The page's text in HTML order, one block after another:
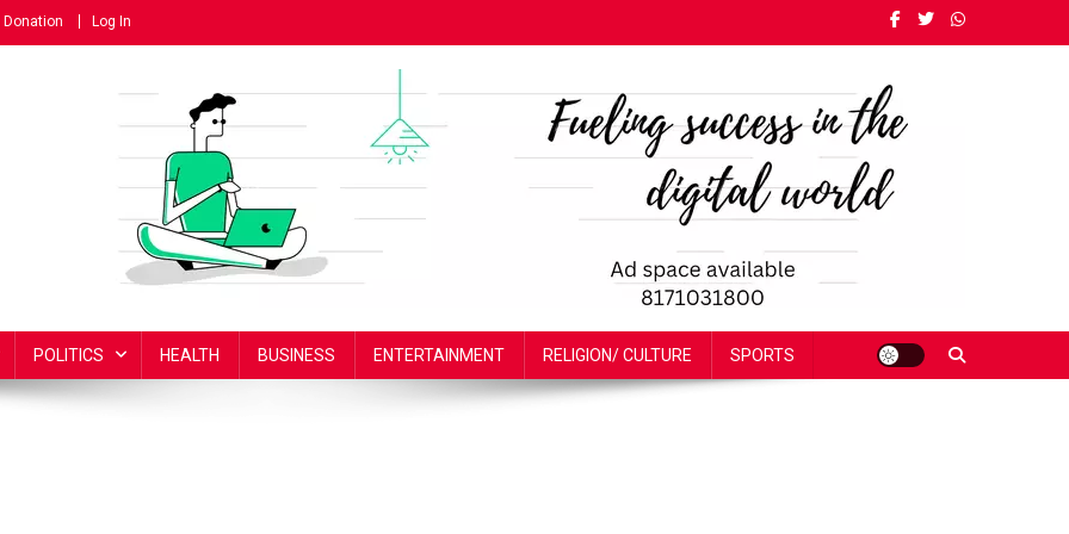
Donation Log In
POLITICS HEALTH BUSINESS ENTERTAINMENT RELIGION/ CULTURE SPORTS